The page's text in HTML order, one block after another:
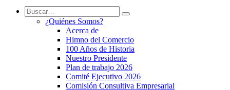
¿Quiénes Somos?
Acerca de
Himno del Comercio
100 Años de Historia
Nuestro Presidente
Plan de trabajo 2026
Comité Ejecutivo 2026
Comisión Consultiva Empresarial